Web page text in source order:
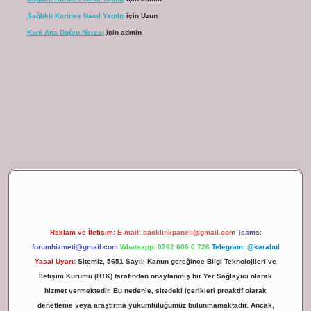
Sağlıklı Karides Nasıl Yapılıriçin Uzun
Koni Ana Doğru Neresi için admin
Reklam ve İletişim: E-mail: backlinkpaneli@gmail.com Teams:
forumhizmeti@gmail.com Whatsapp: 0262 606 0 726 Telegram: @karabul
Yasal Uyarı: Sitemiz, 5651 Sayılı Kanun gereğince Bilgi Teknolojileri ve
İletişim Kurumu (BTK) tarafından onaylanmış bir Yer Sağlayıcı olarak
hizmet vermektedir. Bu nedenle, sitedeki içerikleri proaktif olarak
denetleme veya araştırma yükümlülüğümüz bulunmamaktadır. Ancak,